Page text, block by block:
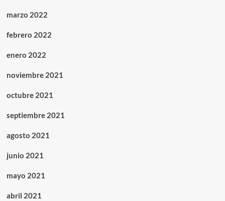
marzo 2022
febrero 2022
enero 2022
noviembre 2021
octubre 2021
septiembre 2021
agosto 2021
junio 2021
mayo 2021
abril 2021